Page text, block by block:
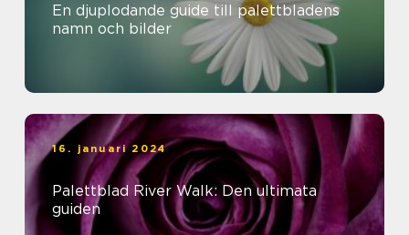
En djuplodande guide till palettbladens
namn och bilder
16. januari 2024
Palettblad River Walk: Den ultimata
guiden